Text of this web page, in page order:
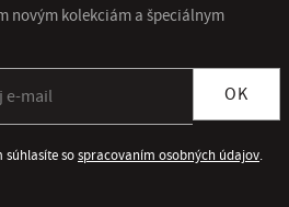
novým kolekciám a špeciálnym
OK
súhlasíte sospracovaním osobných údajov.